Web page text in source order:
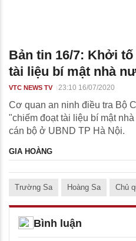
Bản tin 16/7: Khởi
tài liệu bí mật nhà
VTC NEWS TV 23:10 16/07/2020
Cơ quan an ninh điều tra Bộ
"chiếm đoạt tài liệu bí mật
cán bộ ở UBND TP Hà Nội.
GIA HOÀNG
Trường Sa Hoàng Sa Chủ
Bình luận